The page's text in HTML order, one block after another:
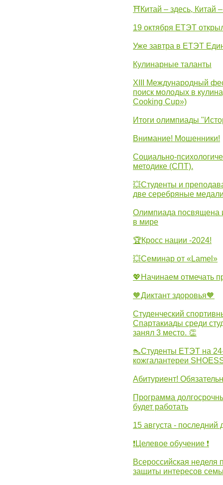
⛩Китай – здесь, Китай
19 октября ЕТЭТ
Уже завтра в ЕТЭТ
Кулинарные таланты
XIII Международный
поиск молодых в
Cooking Cup»)
Итоги олимпиады
Внимание! Мошенники!
Социально-
методике (СПТ).
💥Студенты и
две серебряные
Олимпиада посвящена
в мире
🏆Кросс нации -2024!
💥Семинар от «Lamel»
💖Начинаем отмечать
🧡Диктант здоровья🧡
Студенческий
Спартакиады среди
занял 3 место. 👏
👠Студенты ЕТЭТ на
кожгалантереи
Абитуриент!
Программа
будет работать
15 августа - последний
❗Целевое обучение ❗
Всероссийская
защиты интересов